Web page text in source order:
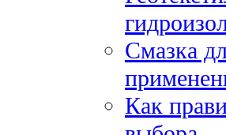
Смазка
Как